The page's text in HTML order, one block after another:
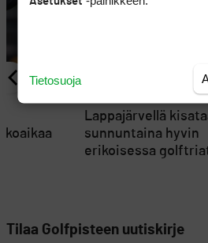
Lappajärvellä
sunnuntaina hyvin
erikoisessa
Tilaa Golfpisteen uutiskirje
Tietosuoja